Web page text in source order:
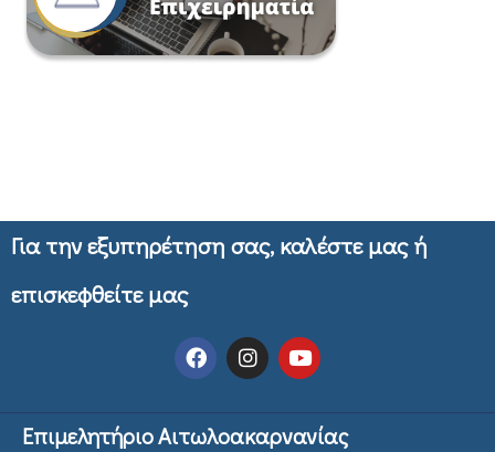
Για την εξυπηρέτηση σας, καλέστε μας ή
επισκεφθείτε μας
Επιμελητήριο Αιτωλοακαρνανίας